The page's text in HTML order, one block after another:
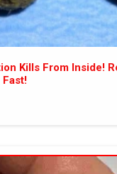
Kills From Inside!